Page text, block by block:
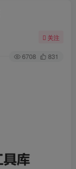
关注
6708 831